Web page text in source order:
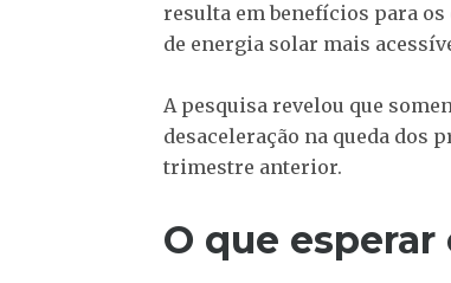
resulta em benefícios para
de energia solar mais
A pesquisa revelou que
desaceleração na queda dos
trimestre anterior.
O que esperar